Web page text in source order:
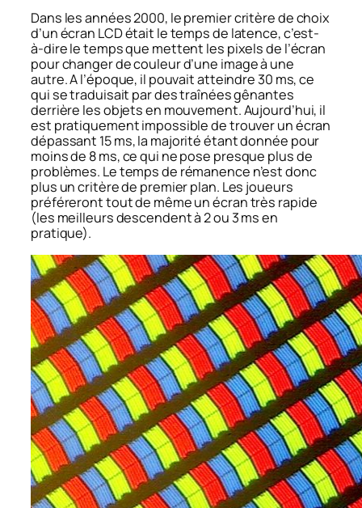
Dans les années 2000, le premier critère de choix
d’un écran LCD était le temps de latence, c’est-
à-dire le temps que mettent les pixels de l’écran
pour changer de couleur d’une image à une
autre. A l’époque, il pouvait atteindre 30 ms, ce
qui se traduisait par des traînées gênantes
derrière les objets en mouvement. Aujourd’hui, il
est pratiquement impossible de trouver un écran
dépassant 15 ms, la majorité étant donnée pour
moins de 8 ms, ce qui ne pose presque plus de
problèmes. Le temps de rémanence n’est donc
plus un critère de premier plan. Les joueurs
préféreront tout de même un écran très rapide
(les meilleurs descendent à 2 ou 3 ms en
pratique).